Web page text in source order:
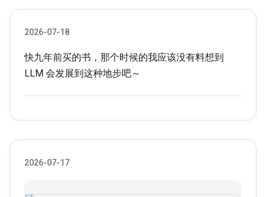
2026-07-18
快九年前买的书，那个时候的我应该没有料想到
LLM 会发展到这种地步吧～
2026-07-17